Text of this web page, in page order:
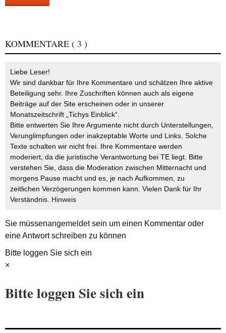
KOMMENTARE ( 3 )
Liebe Leser!
Wir sind dankbar für Ihre Kommentare und schätzen Ihre aktive
Beteiligung sehr. Ihre Zuschriften können auch als eigene
Beiträge auf der Site erscheinen oder in unserer
Monatszeitschrift „Tichys Einblick“.
Bitte entwerten Sie Ihre Argumente nicht durch Unterstellungen,
Verunglimpfungen oder inakzeptable Worte und Links. Solche
Texte schalten wir nicht frei. Ihre Kommentare werden
moderiert, da die juristische Verantwortung bei TE liegt. Bitte
verstehen Sie, dass die Moderation zwischen Mitternacht und
morgens Pause macht und es, je nach Aufkommen, zu
zeitlichen Verzögerungen kommen kann. Vielen Dank für Ihr
Verständnis. Hinweis
Sie müssenangemeldetsein um einen Kommentar oder
eine Antwort schreiben zu können
Bitte loggen Sie sich ein
×
Bitte loggen Sie sich ein